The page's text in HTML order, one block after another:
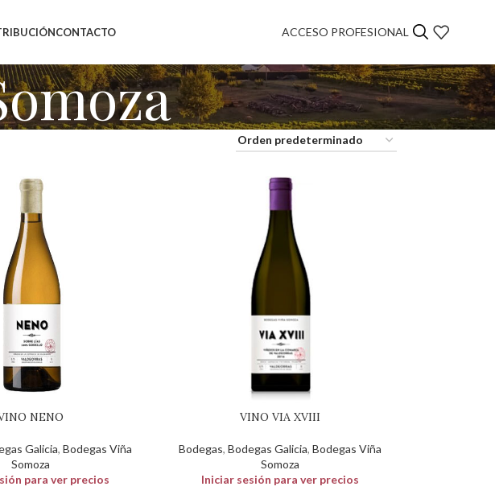
CONTACTO ACCESO PROFESIONAL
NENO
Galicia,Bodegas Viña
Somoza
para ver precios
VINO VIA XVIII
Bodegas,Bodegas Galicia,Bodegas Viña
Somoza
Iniciar sesión para ver precios